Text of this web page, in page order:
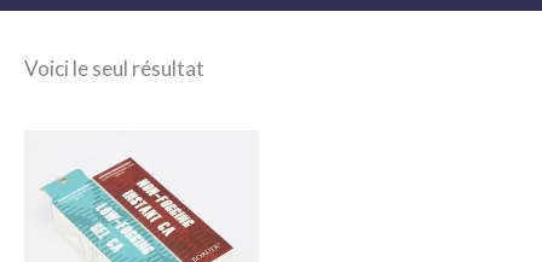
Voici le seul résultat